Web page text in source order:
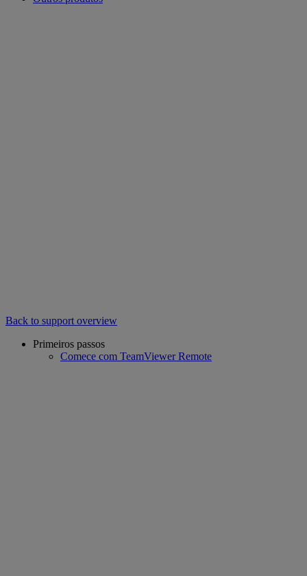
Back to support overview
Primeiros passos
Comece com TeamViewer Remote